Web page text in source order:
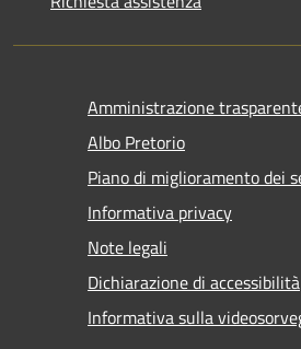
Amministrazione
Albo Pretorio
Piano di miglioramento dei
Informativa privacy
Note legali
Dichiarazione di accessibilità
Informativa sulla